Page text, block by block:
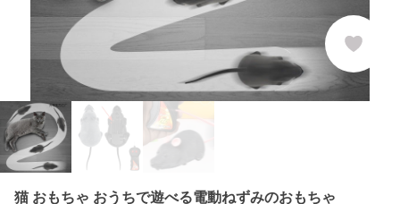
猫 おもちゃ おうちで遊べる電動ねずみのおもちゃ